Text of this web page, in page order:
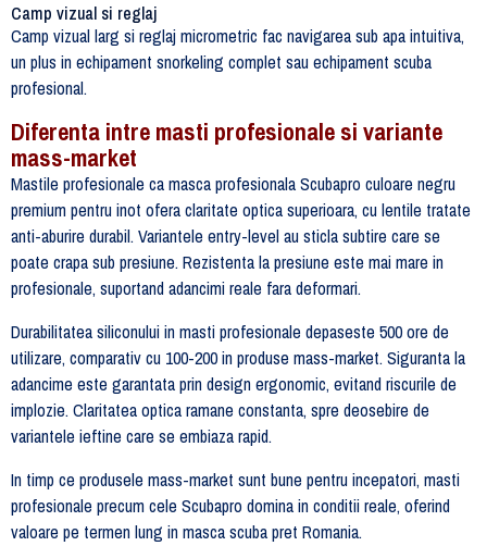
Camp vizual si reglaj
Camp vizual larg si reglaj micrometric fac navigarea sub apa intuitiva,
un plus in echipament snorkeling complet sau echipament scuba
profesional.
Diferenta intre masti profesionale si variante
mass-market
Mastile profesionale ca masca profesionala Scubapro culoare negru
premium pentru inot ofera claritate optica superioara, cu lentile tratate
anti-aburire durabil. Variantele entry-level au sticla subtire care se
poate crapa sub presiune. Rezistenta la presiune este mai mare in
profesionale, suportand adancimi reale fara deformari.
Durabilitatea siliconului in masti profesionale depaseste 500 ore de
utilizare, comparativ cu 100-200 in produse mass-market. Siguranta la
adancime este garantata prin design ergonomic, evitand riscurile de
implozie. Claritatea optica ramane constanta, spre deosebire de
variantele ieftine care se embiaza rapid.
In timp ce produsele mass-market sunt bune pentru incepatori, masti
profesionale precum cele Scubapro domina in conditii reale, oferind
valoare pe termen lung in masca scuba pret Romania.